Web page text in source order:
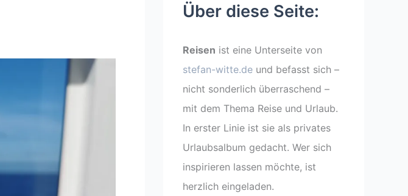
Über diese Seite:
Reisen ist eine Unterseite von
stefan-witte.de und befasst sich –
nicht sonderlich überraschend –
mit dem Thema Reise und Urlaub.
In erster Linie ist sie als privates
Urlaubsalbum gedacht. Wer sich
inspirieren lassen möchte, ist
herzlich eingeladen.